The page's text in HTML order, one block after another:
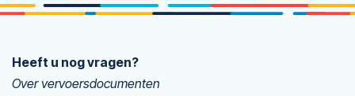
Heeft u nog vragen?
Over vervoersdocumenten